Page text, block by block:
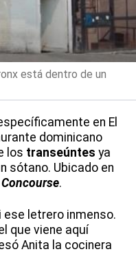
está dentro de un
en El
dominicano
los transeúntes ya
sótano. Ubicado en
.
ese letrero inmenso.
que viene aquí
Anita la cocinera